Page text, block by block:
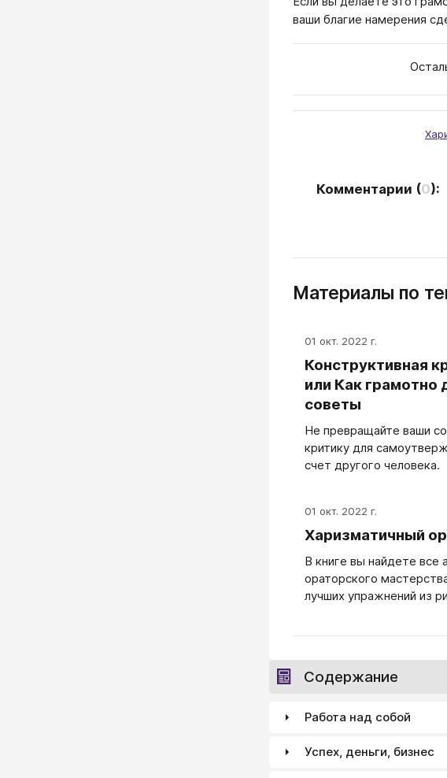
ваши благие намерения
Комментарии (0):
Материалы по
01 окт. 2022 г.
Конструктивная
или Как грамотно
советы
Не превращайте ваши
критику для
счет другого человека.
01 окт. 2022 г.
Харизматичный
В книге вы найдете все
ораторского
лучших упражнений из
улучшать свои
Содержание
Работа над собой
Успех, деньги, бизнес